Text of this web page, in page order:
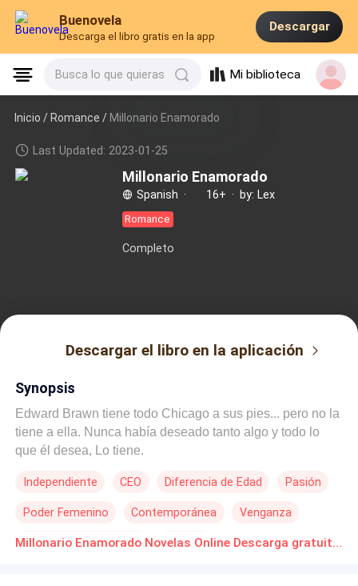
Buenovela
Descarga el libro gratis en la app
Descargar
Busca lo que quieras Mi biblioteca
Inicio /Romance / Millonario Enamorado
Last Updated: 2023-01-25
Millonario Enamorado
Spanish · 16+ · by: Lex
Romance
Completo
Descargar el libro en la aplicación
Synopsis
Edward Brawn tiene todo Chicago a sus pies... pero no la
tiene a ella. Nunca había deseado tanto algo y todo lo
que él desea, Lo tiene.
Independiente CEO Diferencia de Edad Pasión
Poder Femenino Contemporánea Venganza
Millonario Instantáneo Rebelde Millonario Enamorado Novelas Online Descarga gratuita de PDF